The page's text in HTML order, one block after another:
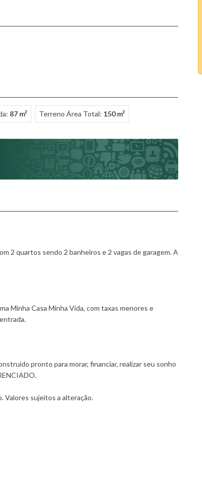
87 m² Terreno Área Total: 150 m²
2 quartos sendo 2 banheiros e 2 vagas de garagem. A
Minha Casa Minha Vida, com taxas menores e
pronto para morar, financiar, realizar seu sonho
Valores sujeitos a alteração.